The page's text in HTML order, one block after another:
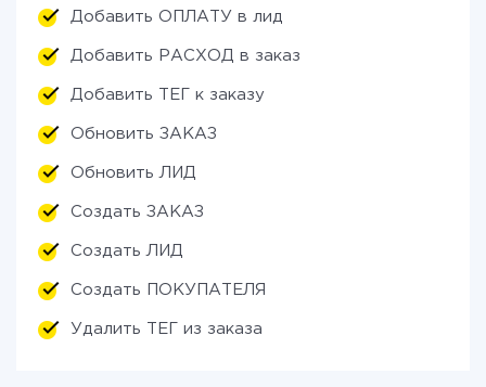
Добавить ОПЛАТУ в лид
Добавить РАСХОД в заказ
Добавить ТЕГ к заказу
Обновить ЗАКАЗ
Обновить ЛИД
Создать ЗАКАЗ
Создать ЛИД
Создать ПОКУПАТЕЛЯ
Удалить ТЕГ из заказа